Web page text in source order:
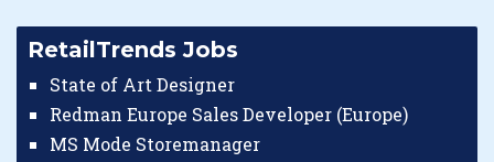
RetailTrends Jobs
State of Art Designer
Redman Europe Sales Developer (Europe)
MS Mode Storemanager